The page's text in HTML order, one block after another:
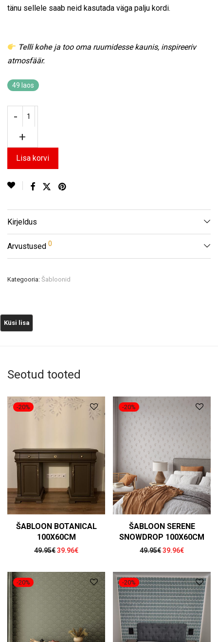
tänu sellele saab neid kasutada väga palju kordi.
Telli koheja too oma ruumidesse kaunis, inspireeriv
atmosfäär.
49 laos
Lisa korvi
Kirjeldus
Arvustused 0
Kategooria: Šabloonid
Seotud tooted
-20%
ŠABLOON BOTANICAL
100X60CM
49.95€Algne hind oli: 49.95€.
39.96€Praegune hind on: 39.96€.
-20%
ŠABLOON SERENE
SNOWDROP 100X60CM
49.95€Algne hind oli:
39.96€Praegune
-20% -20%